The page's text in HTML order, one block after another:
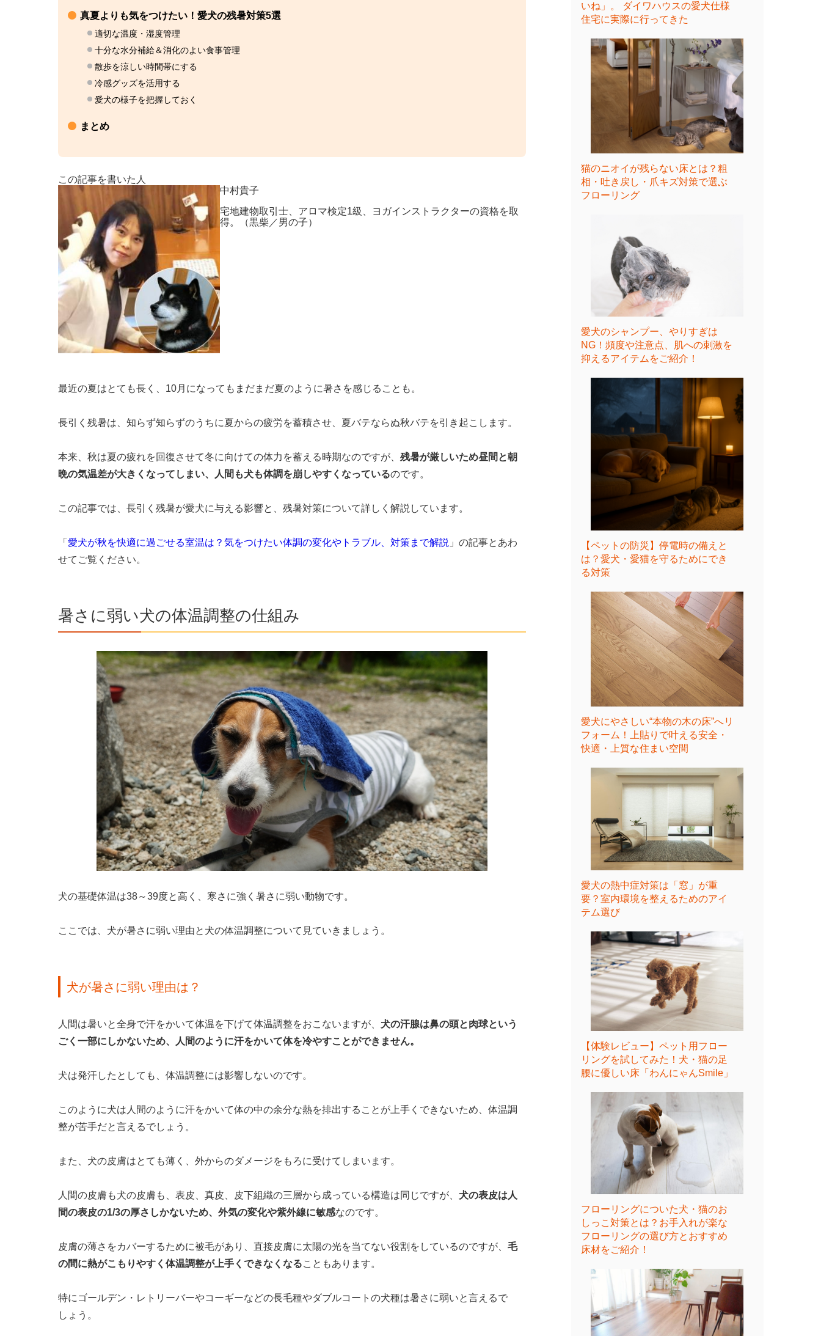
真夏よりも気をつけたい！愛犬の残暑対策5選
適切な温度・湿度管理
十分な水分補給＆消化のよい食事管理
散歩を涼しい時間帯にする
冷感グッズを活用する
愛犬の様子を把握しておく
まとめ
この記事を書いた人
中村貴子
宅地建物取引士、アロマ検定1級、ヨガインストラクターの資格を取
得。（黒柴／男の子）
最近の夏はとても長く、10月になってもまだまだ夏のように暑さを感じることも。
長引く残暑は、知らず知らずのうちに夏からの疲労を蓄積させ、夏バテならぬ秋バテを引き起こします。
本来、秋は夏の疲れを回復させて冬に向けての体力を蓄える時期なのですが、 残暑が厳しいため昼間と朝
晩の気温差が大きくなってしまい、人間も犬も体調を崩しやすくなっているのです。
この記事では、長引く残暑が愛犬に与える影響と、残暑対策について詳しく解説しています。
「 愛犬が秋を快適に過ごせる室温は？気をつけたい体調の変化やトラブル、対策まで解説 」の記事とあわ
せてご覧ください。
暑さに弱い犬の体温調整の仕組み
犬の基礎体温は38～39度と高く、寒さに強く暑さに弱い動物です。
ここでは、犬が暑さに弱い理由と犬の体温調整について見ていきましょう。
犬が暑さに弱い理由は？
人間は暑いと全身で汗をかいて体温を下げて体温調整をおこないますが、 犬の汗腺は鼻の頭と肉球という
ごく一部にしかないため、人間のように汗をかいて体を冷やすことができません。
犬は発汗したとしても、体温調整には影響しないのです。
このように犬は人間のように汗をかいて体の中の余分な熱を排出することが上手くできないため、体温調
整が苦手だと言えるでしょう。
また、犬の皮膚はとても薄く、外からのダメージをもろに受けてしまいます。
人間の皮膚も犬の皮膚も、表皮、真皮、皮下組織の三層から成っている構造は同じですが、 犬の表皮は人
間の表皮の1/3の厚さしかないため、外気の変化や紫外線に敏感なのです。
皮膚の薄さをカバーするために被毛があり、直接皮膚に太陽の光を当てない役割をしているのですが、 毛
の間に熱がこもりやすく体温調整が上手くできなくなることもあります。
特にゴールデン・レトリーバーやコーギーなどの長毛種やダブルコートの犬種は暑さに弱いと言えるで
しょう。
いね」。 ダイワハウスの愛犬仕様
住宅に実際に行ってきた
猫のニオイが残らない床とは？粗
相・吐き戻し・爪キズ対策で選ぶ
フローリング
愛犬のシャンプー、やりすぎは
NG！頻度や注意点、肌への刺激を
抑えるアイテムをご紹介！
【ペットの防災】停電時の備えと
は？愛犬・愛猫を守るためにでき
る対策
愛犬にやさしい“本物の木の床”へリ
フォーム！上貼りで叶える安全・
快適・上質な住まい空間
愛犬の熱中症対策は「窓」が重
要？室内環境を整えるためのアイ
テム選び
【体験レビュー】ペット用フロー
リングを試してみた！犬・猫の足
腰に優しい床「わんにゃんSmile」
フローリングについた犬・猫のお
しっこ対策とは？お手入れが楽な
フローリングの選び方とおすすめ
床材をご紹介！